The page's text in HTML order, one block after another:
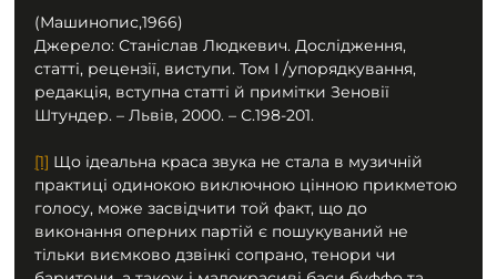
(Машинопис,1966)
Джерело: Станіслав Людкевич. Дослідження,
статті, рецензії, виступи. Том І /упорядкування,
редакція, вступна статті й примітки Зеновії
Штундер. – Львів, 2000. – С.198-201.
[1] Що ідеальна краса звука не стала в музичній
практиці одинокою виключною цінною прикметою
голосу, може засвідчити той факт, що до
виконання оперних партій є пошукуваний не
тільки виємково дзвінкі сопрано, тенори чи